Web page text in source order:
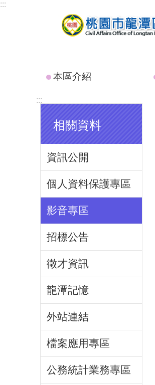
跳到主要內容區塊
:::
本區介紹
:::
相關資料
資訊公開
個人資料保護專區
影音專區
招標公告
徵才資訊
龍潭記憶
外站連結
檔案應用專區
公務統計業務專區